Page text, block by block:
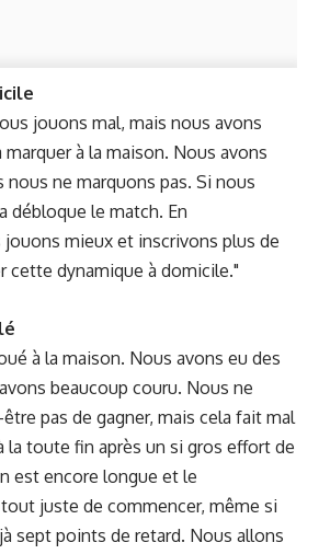
jouons mal, mais nous avons
à la maison. Nous avons
nous ne marquons pas. Si nous
débloque le match. En
mieux et inscrivons plus de
cette dynamique à domicile."
à la maison. Nous avons eu des
beaucoup couru. Nous ne
pas de gagner, mais cela fait mal
la toute fin après un si gros effort de
est encore longue et le
juste de commencer, même si
sept points de retard. Nous allons